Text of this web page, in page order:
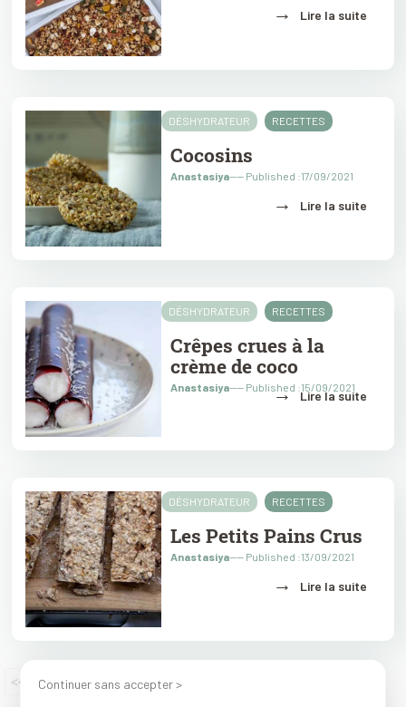
→ Lire la suite
DÉSHYDRATEUR RECETTES
Cocosins
Anastasiya---- Published :17/09/2021
→ Lire la suite
DÉSHYDRATEUR RECETTES
Crêpes crues à la
crème de coco
Anastasiya---- Published :15/09/2021
→ Lire la suite
DÉSHYDRATEUR RECETTES
Les Petits Pains Crus
Anastasiya---- Published :13/09/2021
→ Lire la suite
<< 1 2 3 >>
Continuer sans accepter >